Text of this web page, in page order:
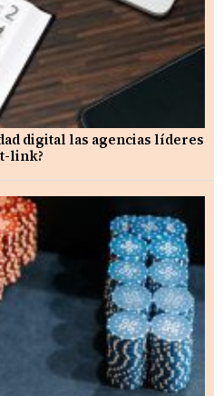
digital las agencias líderes
link?